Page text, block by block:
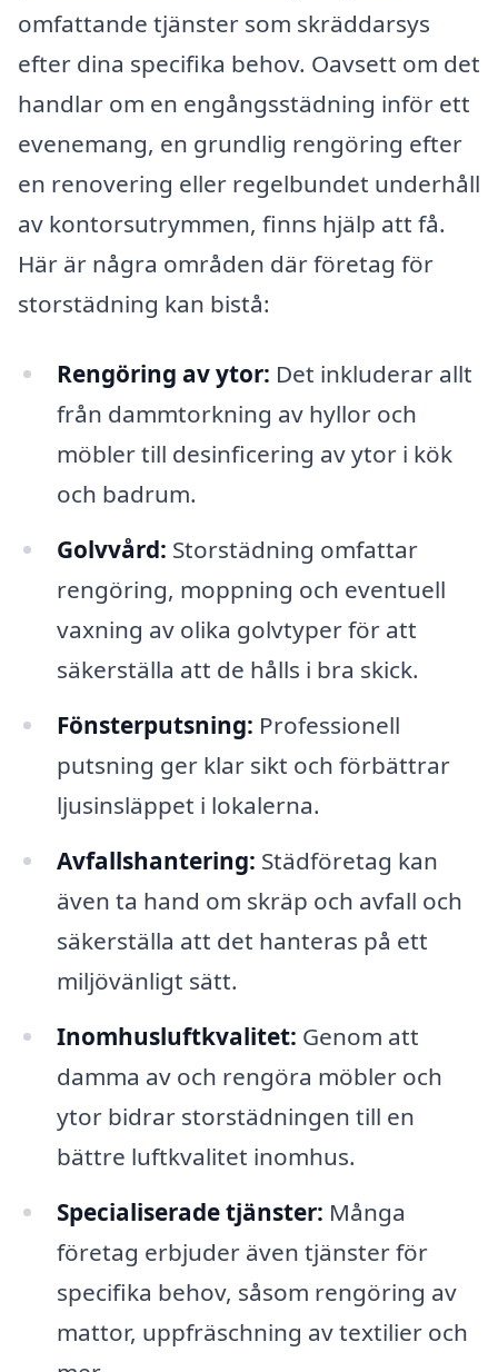
omfattande tjänster som skräddarsys
efter dina specifika behov. Oavsett om det
handlar om en engångsstädning inför ett
evenemang, en grundlig rengöring efter
en renovering eller regelbundet underhåll
av kontorsutrymmen, finns hjälp att få.
Här är några områden där företag för
storstädning kan bistå:
Rengöring av ytor: Det inkluderar allt
från dammtorkning av hyllor och
möbler till desinficering av ytor i kök
och badrum.
Golvvård: Storstädning omfattar
rengöring, moppning och eventuell
vaxning av olika golvtyper för att
säkerställa att de hålls i bra skick.
Fönsterputsning: Professionell
putsning ger klar sikt och förbättrar
ljusinsläppet i lokalerna.
Avfallshantering: Städföretag kan
även ta hand om skräp och avfall och
säkerställa att det hanteras på ett
miljövänligt sätt.
Inomhusluftkvalitet: Genom att
damma av och rengöra möbler och
ytor bidrar storstädningen till en
bättre luftkvalitet inomhus.
Specialiserade tjänster: Många
företag erbjuder även tjänster för
specifika behov, såsom rengöring av
mattor, uppfräschning av textilier och